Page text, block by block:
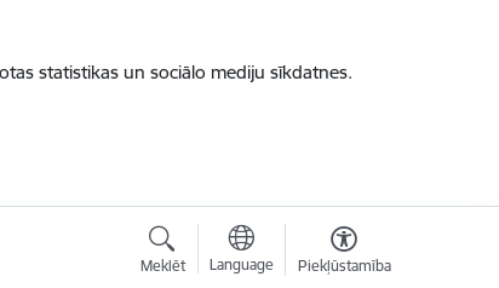
statistikas un sociālo mediju sīkdatnes.
Meklēt Language Piekļūstamība